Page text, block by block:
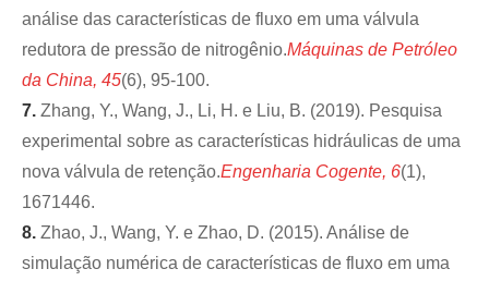
análise das características de fluxo em uma válvula
redutora de pressão de nitrogênio.Máquinas de Petróleo
da China, 45(6), 95-100.
7. Zhang, Y., Wang, J., Li, H. e Liu, B. (2019). Pesquisa
experimental sobre as características hidráulicas de uma
nova válvula de retenção.Engenharia Cogente, 6(1),
1671446.
8. Zhao, J., Wang, Y. e Zhao, D. (2015). Análise de
simulação numérica de características de fluxo em uma